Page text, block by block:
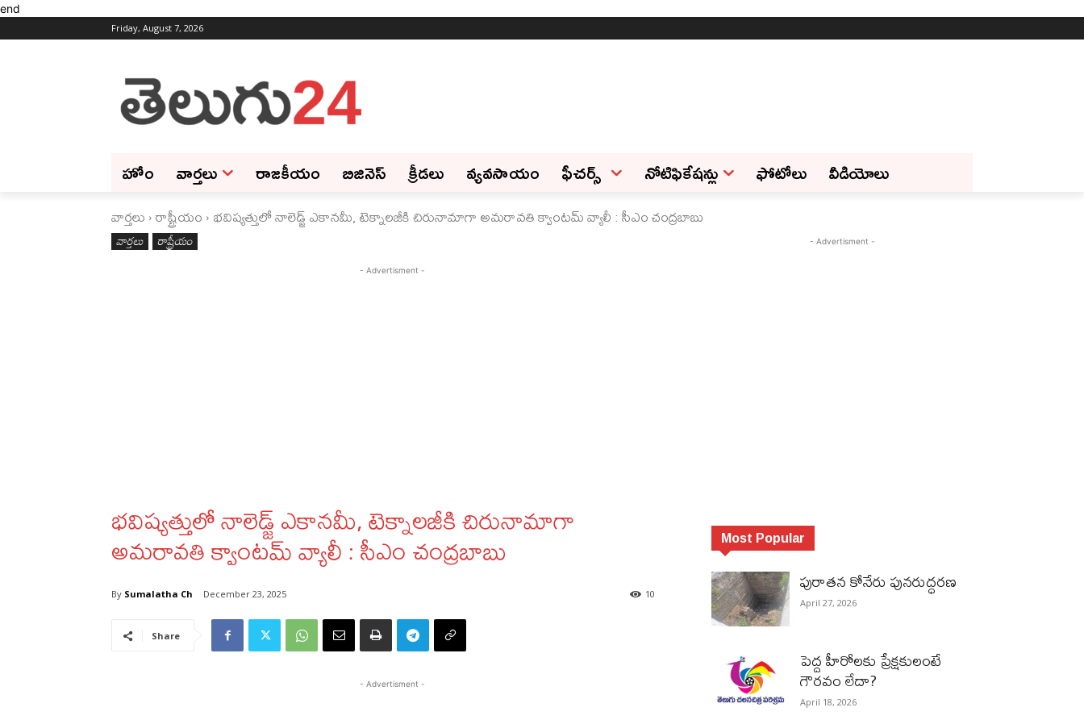
end
Friday, August 7, 2026
హోం వార్తలు రాజకీయం బిజినెస్‌ క్రీడలు వ్యవసాయం ఫీచ‌ర్స్ ‌ నోటిఫికేషన్లు ఫోటోలు వీడియోలు
వార్తలు రాష్ట్రీయం భవిష్యత్తులో నాలెడ్జ్‌ ఎకానమీ, టెక్నాలజీకి చిరునామాగా అమరావతి క్వాంటమ్‌ వ్యాలీ : సీఎం చంద్రబాబు
వార్తలు రాష్ట్రీయం
- Advertisment -
భవిష్యత్తులో నాలెడ్జ్‌ ఎకానమీ, టెక్నాలజీకి చిరునామాగా
అమరావతి క్వాంటమ్‌ వ్యాలీ : సీఎం చంద్రబాబు
By Sumalatha Ch December 23, 2025 10
Share
- Advertisment -
- Advertisment -
Most Popular
పురాత‌న కోనేరు పున‌రుద్ధ‌ర‌ణ
April 27, 2026
పెద్ద హీరోల‌కు ప్రేక్ష‌కులంటే
గౌర‌వం లేదా?
April 18, 2026